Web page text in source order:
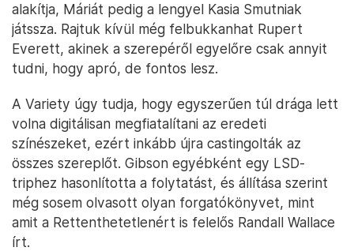
alakítja, Máriát pedig a lengyel Kasia Smutniak
játssza. Rajtuk kívül még felbukkanhat Rupert
Everett, akinek a szerepéről egyelőre csak annyit
tudni, hogy apró, de fontos lesz.
A Variety úgy tudja, hogy egyszerűen túl drága lett
volna digitálisan megfiatalítani az eredeti
színészeket, ezért inkább újra castingolták az
összes szereplőt. Gibson egyébként egy LSD-
triphez hasonlította a folytatást, és állítása szerint
még sosem olvasott olyan forgatókönyvet, mint
amit a Rettenthetetlenért is felelős Randall Wallace
írt.